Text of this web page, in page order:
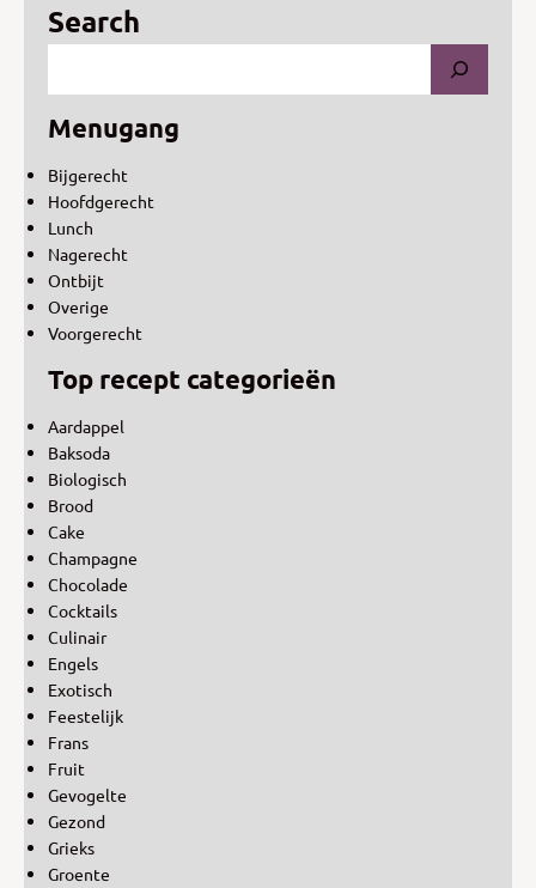
Search
Menugang
Bijgerecht
Hoofdgerecht
Lunch
Nagerecht
Ontbijt
Overige
Voorgerecht
Top recept categorieën
Aardappel
Baksoda
Biologisch
Brood
Cake
Champagne
Chocolade
Cocktails
Culinair
Engels
Exotisch
Feestelijk
Frans
Fruit
Gevogelte
Gezond
Grieks
Groente